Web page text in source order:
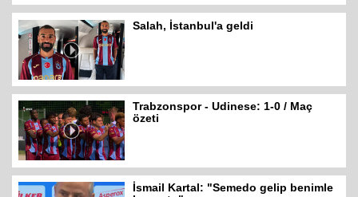
Salah, İstanbul'a geldi
Trabzonspor - Udinese: 1-0 / Maç
özeti
İsmail Kartal: "Semedo gelip benimle